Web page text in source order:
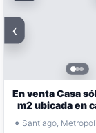
‹
En venta Casa
m2 ubicada en
⌖